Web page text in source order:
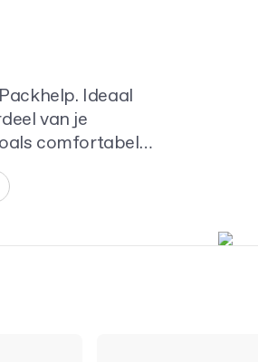
Ideaal
van je
comfortabele